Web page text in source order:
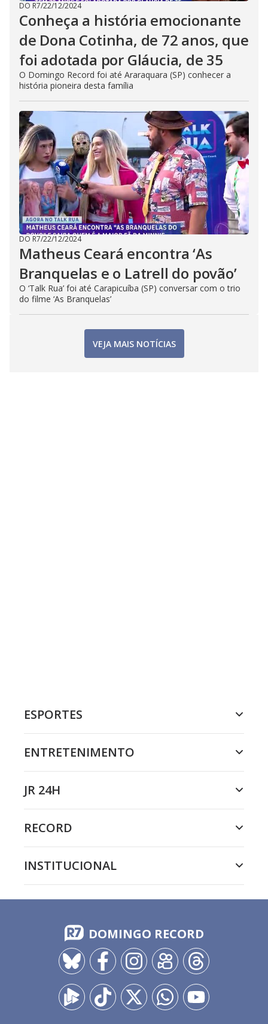
DO R7/22/12/2024
Conheça a história emocionante
de Dona Cotinha, de 72 anos, que
foi adotada por Gláucia, de 35
O Domingo Record foi até Araraquara (SP) conhecer a
história pioneira desta família
DO R7/22/12/2024
Matheus Ceará encontra ‘As
Branquelas e o Latrell do povão’
O ‘Talk Rua’ foi até Carapicuíba (SP) conversar com o trio
do filme ‘As Branquelas’
VEJA MAIS NOTÍCIAS
ESPORTES
ENTRETENIMENTO
JR 24H
RECORD
INSTITUCIONAL
DOMINGO RECORD